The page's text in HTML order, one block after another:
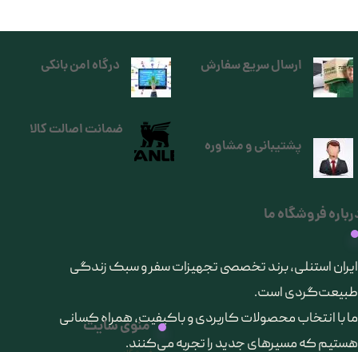
ارسال سریع سفارش
فروشگاه ما
​ایران استنلی، برند تخصصی تجهیزات سفر و سبک زندگی
طبیعت‌گردی است.
ما با انتخاب محصولات کاربردی و باکیفیت، همراه کسانی
هستیم که مسیرهای جدید را تجربه می‌کنند.
منوی سایت
درگاه امن بانکی
پشتیبانی و مشاوره
ضمانت اصالت کالا